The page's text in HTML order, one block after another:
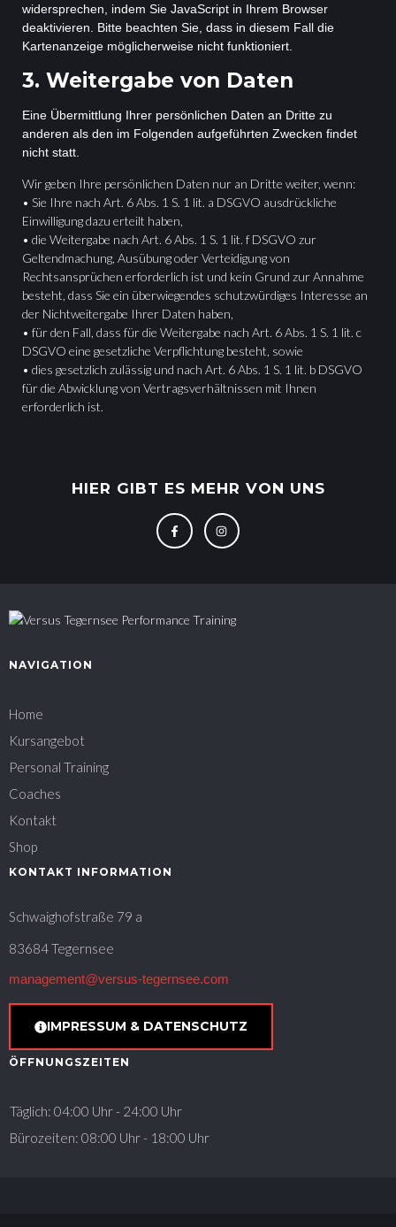
widersprechen, indem Sie JavaScript in Ihrem Browser
deaktivieren. Bitte beachten Sie, dass in diesem Fall die
Kartenanzeige möglicherweise nicht funktioniert.
3. Weitergabe von Daten
Eine Übermittlung Ihrer persönlichen Daten an Dritte zu
anderen als den im Folgenden aufgeführten Zwecken findet
nicht statt.
Wir geben Ihre persönlichen Daten nur an Dritte weiter, wenn:
• Sie Ihre nach Art. 6 Abs. 1 S. 1 lit. a DSGVO ausdrückliche
Einwilligung dazu erteilt haben,
• die Weitergabe nach Art. 6 Abs. 1 S. 1 lit. f DSGVO zur
Geltendmachung, Ausübung oder Verteidigung von
Rechtsansprüchen erforderlich ist und kein Grund zur Annahme
besteht, dass Sie ein überwiegendes schutzwürdiges Interesse an
der Nichtweitergabe Ihrer Daten haben,
• für den Fall, dass für die Weitergabe nach Art. 6 Abs. 1 S. 1 lit. c
DSGVO eine gesetzliche Verpflichtung besteht, sowie
• dies gesetzlich zulässig und nach Art. 6 Abs. 1 S. 1 lit. b DSGVO
für die Abwicklung von Vertragsverhältnissen mit Ihnen
erforderlich ist.
HIER GIBT ES MEHR VON UNS
NAVIGATION
Home
Kursangebot
Personal Training
Coaches
Kontakt
Shop
KONTAKT INFORMATION
Schwaighofstraße 79 a
83684 Tegernsee
management@versus-tegernsee.com
IMPRESSUM & DATENSCHUTZ
ÖFFNUNGSZEITEN
Täglich: 04:00 Uhr - 24:00 Uhr
Bürozeiten: 08:00 Uhr - 18:00 Uhr